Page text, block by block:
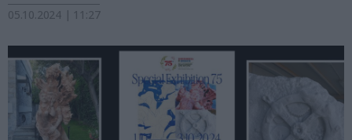
05.10.2024 | 11:27